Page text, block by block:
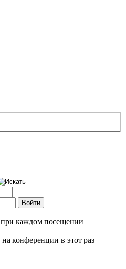
каждом посещении
конференции в этот раз